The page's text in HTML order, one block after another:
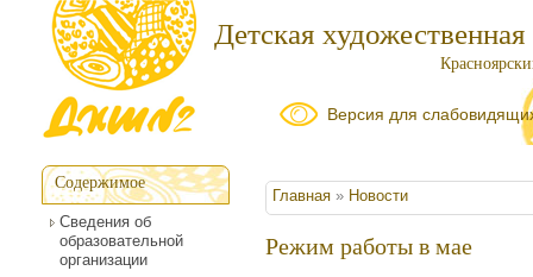
Детская
Версия для
Содержимое
Сведения об
образовательной
организации
Вы здесь
Главная » Новости
Режим работы в мае